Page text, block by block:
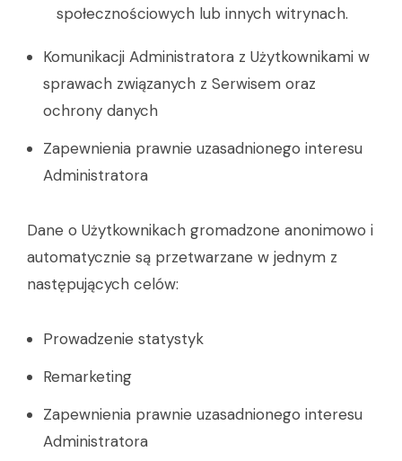
społecznościowych lub innych witrynach.
Komunikacji Administratora z Użytkownikami w
sprawach związanych z Serwisem oraz
ochrony danych
Zapewnienia prawnie uzasadnionego interesu
Administratora
Dane o Użytkownikach gromadzone anonimowo i
automatycznie są przetwarzane w jednym z
następujących celów:
Prowadzenie statystyk
Remarketing
Zapewnienia prawnie uzasadnionego interesu
Administratora